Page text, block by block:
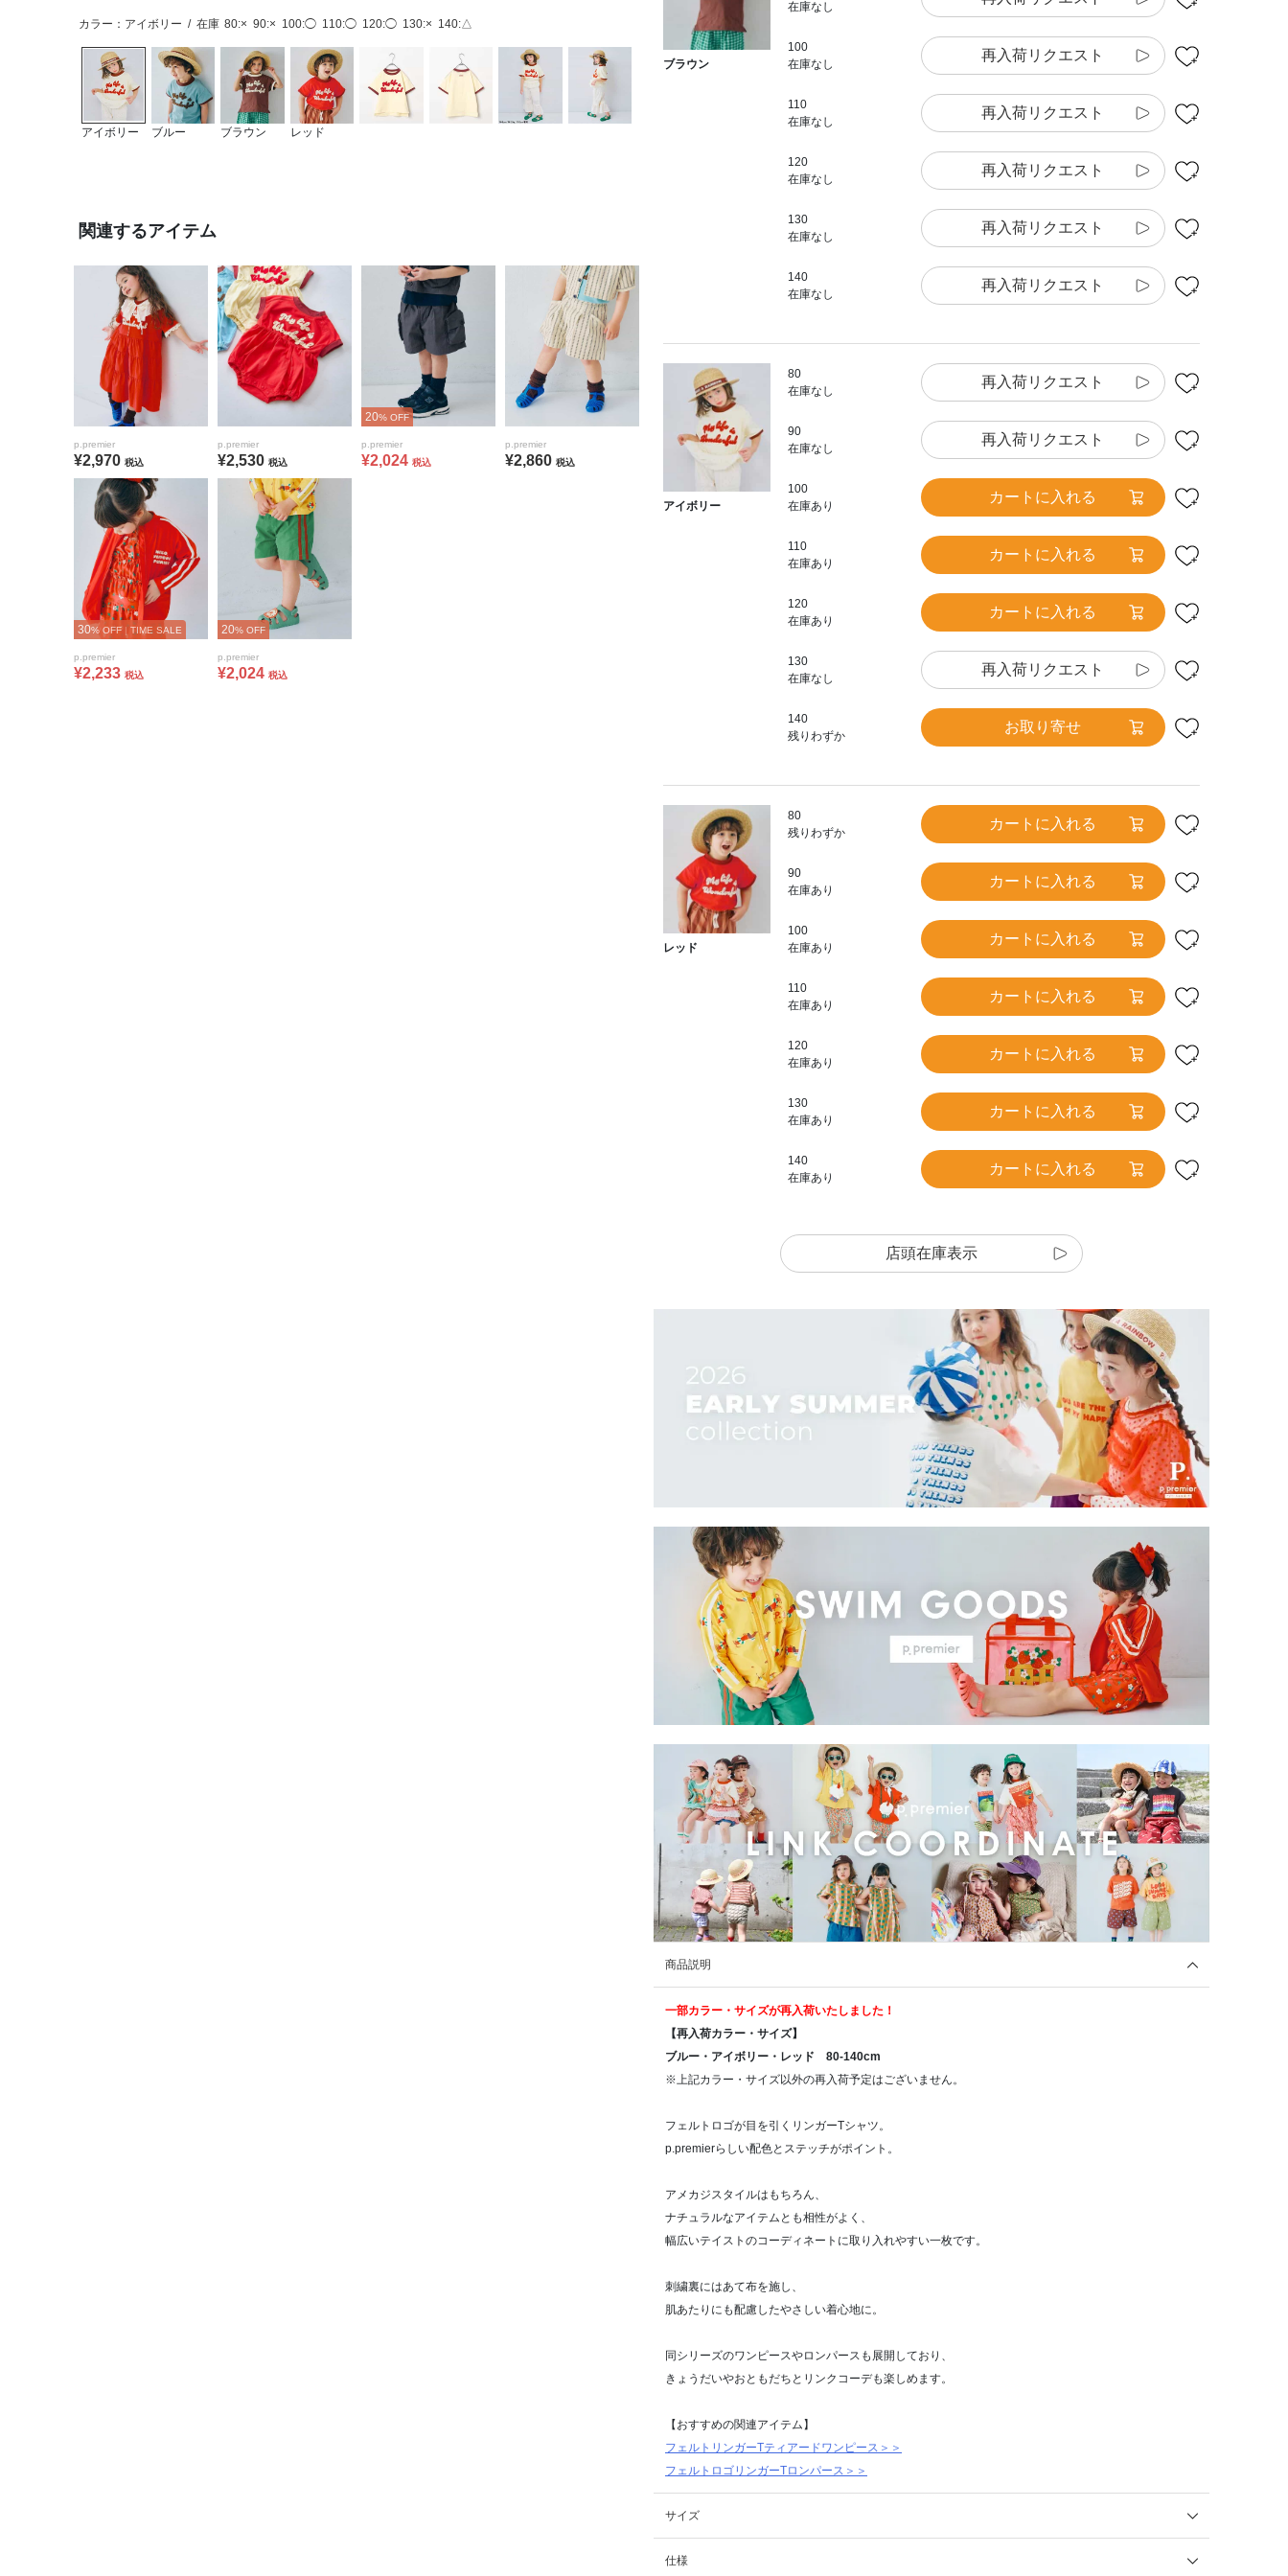
カラー：アイボリー / 在庫 80:× 90:× 100:◯ 110:◯ 120:◯ 130:× 140:△
アイボリー ブルー ブラウン レッド
関連するアイテム
p.premier
¥2,970 税込
p.premier
¥2,530 税込
20% OFF
p.premier
¥2,024 税込
p.premier
¥2,860 税込
30% OFF | TIME SALE
p.premier
¥2,233 税込
20% OFF
p.premier
¥2,024 税込
ブラウン
在庫なし
100
在庫なし
再入荷リクエスト
110
在庫なし
再入荷リクエスト
120
在庫なし
再入荷リクエスト
130
在庫なし
再入荷リクエスト
140
在庫なし
再入荷リクエスト
アイボリー
80
在庫なし
再入荷リクエスト
90
在庫なし
再入荷リクエスト
100
在庫あり
カートに入れる
110
在庫あり
カートに入れる
120
在庫あり
カートに入れる
130
在庫なし
再入荷リクエスト
140
残りわずか
お取り寄せ
レッド
80
残りわずか
カートに入れる
90
在庫あり
カートに入れる
100
在庫あり
カートに入れる
110
在庫あり
カートに入れる
120
在庫あり
カートに入れる
130
在庫あり
カートに入れる
140
在庫あり
カートに入れる
店頭在庫表示
商品説明
一部カラー・サイズが再入荷いたしました！
【再入荷カラー・サイズ】
ブルー・アイボリー・レッド 80-140cm
※上記カラー・サイズ以外の再入荷予定はございません。
フェルトロゴが目を引くリンガーTシャツ。
p.premierらしい配色とステッチがポイント。
アメカジスタイルはもちろん、
ナチュラルなアイテムとも相性がよく、
幅広いテイストのコーディネートに取り入れやすい一枚です。
刺繍裏にはあて布を施し、
肌あたりにも配慮したやさしい着心地に。
同シリーズのワンピースやロンパースも展開しており、
きょうだいやおともだちとリンクコーデも楽しめます。
【おすすめの関連アイテム】
フェルトリンガーTティアードワンピース＞＞
フェルトロゴリンガーTロンパース＞＞
サイズ
仕様